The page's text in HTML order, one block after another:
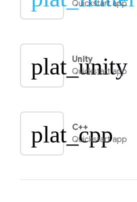
Quickstart app
plat_unity
Unity
Quickstart app
plat_cpp
C++
Quickstart app